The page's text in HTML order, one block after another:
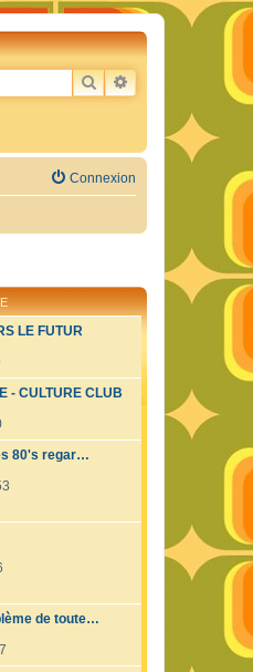
RECHERCHER
RECHERCHE
Connexion
LE FUTUR
- CULTURE CLUB
80's regar…
de toute…